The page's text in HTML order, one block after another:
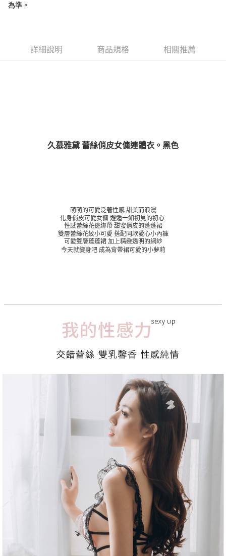
為準。
詳細說明 商品規格 相關推薦
久慕雅黛 蕾絲俏皮女傭連體衣。黑色
萌萌的可愛泛著性感 甜美而浪漫
化身俏皮可愛女傭 邂逅一如初見的初心
性感蕾絲花邊綁帶 甜蜜俏皮的蓬蓬裙
雙層蕾絲花紋小可愛 搭配同款愛心小內褲
可愛雙層蓬蓬裙 加上精緻透明的網紗
今天就變身吧 成為背帶裙可愛的小夢莉